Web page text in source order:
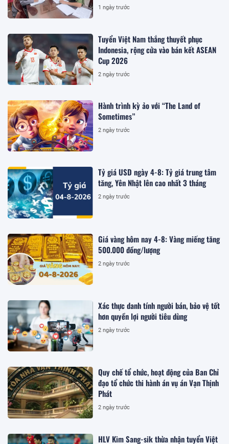
1 ngày trước
Tuyển Việt Nam thắng thuyết phục
Indonesia, rộng cửa vào bán kết ASEAN
Cup 2026
2 ngày trước
Hành trình kỳ ảo với “The Land of
Sometimes”
2 ngày trước
Tỷ giá USD ngày 4-8: Tỷ giá trung tâm
tăng, Yên Nhật lên cao nhất 3 tháng
2 ngày trước
Giá vàng hôm nay 4-8: Vàng miếng tăng
500.000 đồng/lượng
2 ngày trước
Xác thực danh tính người bán, bảo vệ tốt
hơn quyền lợi người tiêu dùng
2 ngày trước
Quy chế tổ chức, hoạt động của Ban Chỉ
đạo tổ chức thi hành án vụ án Vạn Thịnh
Phát
2 ngày trước
HLV Kim Sang-sik thừa nhận tuyển Việt